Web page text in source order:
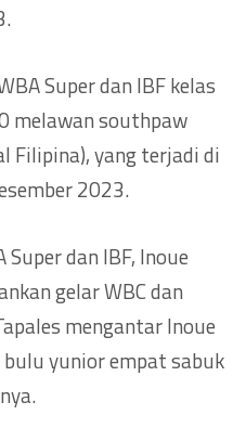
Super dan IBF kelas
melawan southpaw
Filipina), yang terjadi di
2023.
dan IBF, Inoue
gelar WBC dan
mengantar Inoue
yunior empat sabuk